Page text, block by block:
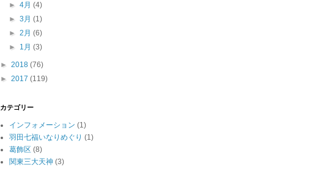
►4月(4)
►3月(1)
►2月(6)
► 1月(3)
► 2018 (76)
► 2017 (119)
カテゴリー
インフォメーション (1)
羽田七福いなりめぐり (1)
葛飾区 (8)
関東三大天神 (3)